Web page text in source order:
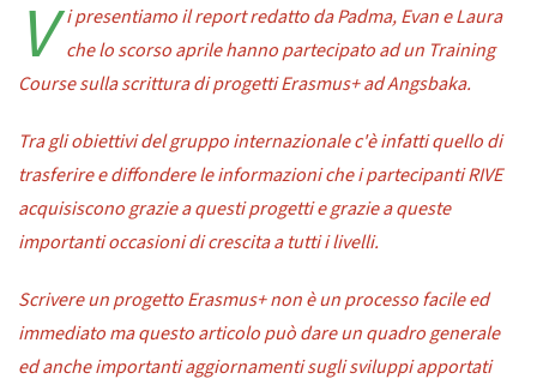
V i presentiamo il report redatto da Padma, Evan e Laura
che lo scorso aprile hanno partecipato ad un Training
Course sulla scrittura di progetti Erasmus+ ad Angsbaka.
Tra gli obiettivi del gruppo internazionale c'è infatti quello di
trasferire e diffondere le informazioni che i partecipanti RIVE
acquisiscono grazie a questi progetti e grazie a queste
importanti occasioni di crescita a tutti i livelli.
Scrivere un progetto Erasmus+ non è un processo facile ed
immediato ma questo articolo può dare un quadro generale
ed anche importanti aggiornamenti sugli sviluppi apportati